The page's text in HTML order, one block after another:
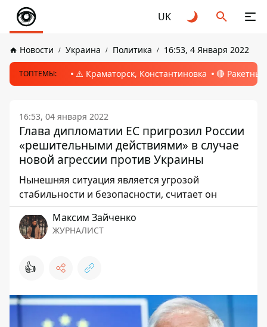
UK
Новости Украина Политика 16:53, 4 Января 2022
ТОПТЕМЫ: ⚠️ Краматорск, Константиновка 🔴
16:53, 04 января 2022
Глава дипломатии ЕС пригрозил России
«решительными действиями» в случае
новой агрессии против Украины
Нынешняя ситуация является угрозой
стабильности и безопасности, считает он
Максим Зайченко
ЖУРНАЛИСТ
👍